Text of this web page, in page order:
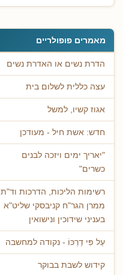
מאמרים פופולריים
הדרת נשים או האדרת נשים
עצה כללית לשלום בית
אגוז קשיו, למשל
חדש: אשת חיל - מעודכן
"יאריך ימים ויזכה לבנים
כשרים"
רשימות הליכות, הדרכות וד"ת
ממרן הגר"ח קניבסקי שליט"א
בעניני שידוכין ונישואין
עַל פִּי דַרְכּוֹ - נקודה למחשבה
קידוש לשבת בבוקר